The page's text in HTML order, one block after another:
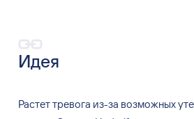
Идея
Растет тревога из-за возможных